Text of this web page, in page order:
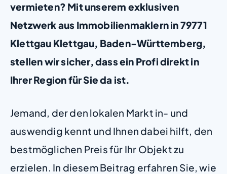
vermieten? Mit unserem exklusiven
Netzwerk aus Immobilienmaklern in 79771
Klettgau Klettgau, Baden-Württemberg,
stellen wir sicher, dass ein Profi direkt in
Ihrer Region für Sie da ist.
Jemand, der den lokalen Markt in- und
auswendig kennt und Ihnen dabei hilft, den
bestmöglichen Preis für Ihr Objekt zu
erzielen. In diesem Beitrag erfahren Sie, wie